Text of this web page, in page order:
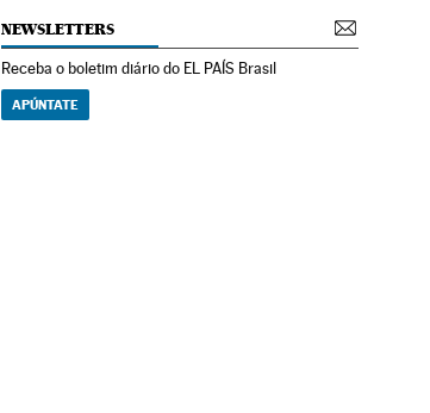
NEWSLETTERS
Receba o boletim diário do EL PAÍS Brasil
APÚNTATE